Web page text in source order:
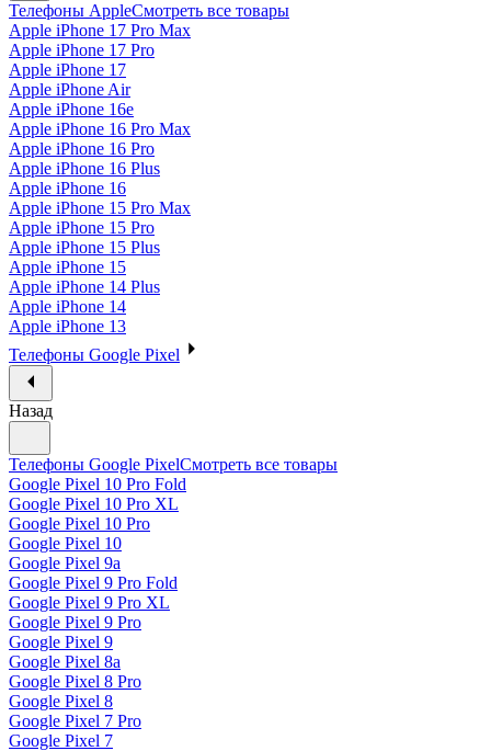
Телефоны AppleСмотреть все товары
Apple iPhone 17 Pro Max
Apple iPhone 17 Pro
Apple iPhone 17
Apple iPhone Air
Apple iPhone 16e
Apple iPhone 16 Pro Max
Apple iPhone 16 Pro
Apple iPhone 16 Plus
Apple iPhone 16
Apple iPhone 15 Pro Max
Apple iPhone 15 Pro
Apple iPhone 15 Plus
Apple iPhone 15
Apple iPhone 14 Plus
Apple iPhone 14
Apple iPhone 13
Телефоны Google Pixel
Назад
Телефоны Google PixelСмотреть все товары
Google Pixel 10 Pro Fold
Google Pixel 10 Pro XL
Google Pixel 10 Pro
Google Pixel 10
Google Pixel 9a
Google Pixel 9 Pro Fold
Google Pixel 9 Pro XL
Google Pixel 9 Pro
Google Pixel 9
Google Pixel 8a
Google Pixel 8 Pro
Google Pixel 8
Google Pixel 7 Pro
Google Pixel 7